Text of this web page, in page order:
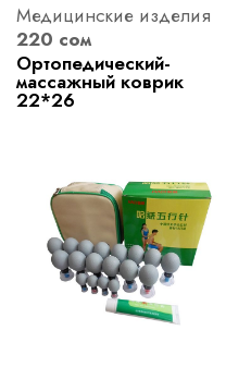
Медицинские изделия
220 сом
Ортопедический-
массажный коврик
22*26